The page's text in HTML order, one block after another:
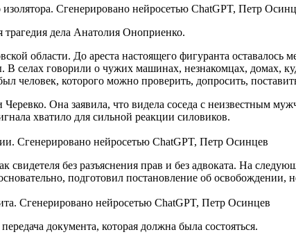
Сгенерировано нейросетью ChatGPT, Петр
трагедия дела Анатолия Оноприенко.
области. До ареста настоящего фигуранта
селах говорили о чужих машинах, незнакомцах, домах,
человек, которого можно проверить, допросить,
Она заявила, что видела соседа с неизвестным
хватило для сильной реакции силовиков.
Сгенерировано нейросетью ChatGPT, Петр Осинцев
свидетеля без разъяснения прав и без адвоката. На
подготовил постановление об освобождении,
Сгенерировано нейросетью ChatGPT, Петр Осинцев
документа, которая должна была состояться.